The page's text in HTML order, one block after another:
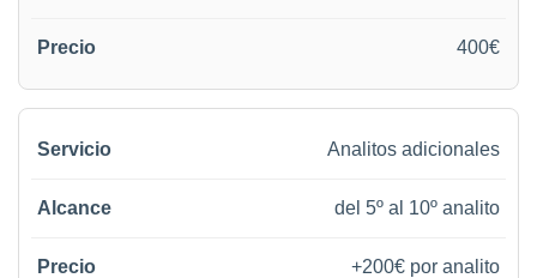
400€
Analitos adicionales
del 5º al 10º analito
+200€ por analito